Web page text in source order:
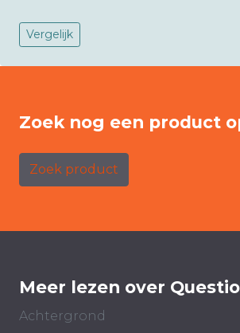
Vergelijk
Zoek nog een product
Zoek product
Meer lezen over
Achtergrond